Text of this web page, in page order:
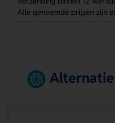
Alle genoemde prijzen zijn